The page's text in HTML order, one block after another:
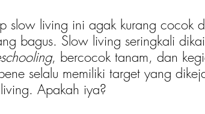
slow living ini agak kurang cocok
bagus. Slow living seringkali
, bercocok tanam, dan
selalu memiliki target yang
Apakah iya?